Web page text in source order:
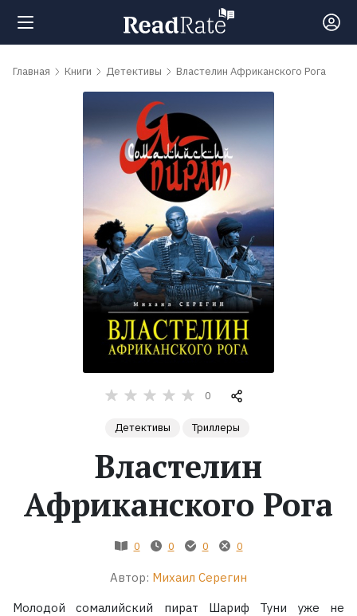
Поиск
обсуждаемые
Экранизации
Коллекции
Главная Книги Детективы Властелин Африканского Рога
0
Детективы Триллеры
Властелин
Африканского Рога
0 0 0 0
Автор: Михаил Серегин
Молодой сомалийский пират Шариф Туни уже не